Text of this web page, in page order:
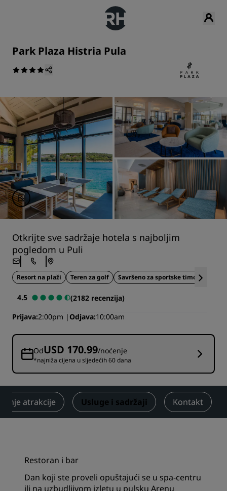
Park Plaza Histria Pula
Otkrijte sve sadržaje hotela s najboljim
pogledom u Puli
Resort na plaži Teren za golf Savršeno za sportske timove
4.5
(2182 recenzija)
Prijava 2:00pm Odjava 10:00am
OdUSD 170.99/noćenje
*najniža cijena u sljedećih 60 dana
atrakcije Usluge i sadržaji Kontakt
Restoran i bar
Dan koji ste proveli opuštajući se u spa-centru
ili na uzbudljivom izletu u pulsku Arenu